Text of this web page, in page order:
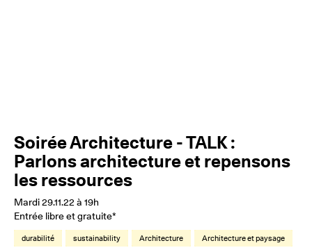
Soirée Architecture - TALK :
Parlons architecture et repensons
les ressources
Mardi 29.11.22 à 19h
Entrée libre et gratuite*
durabilité sustainability Architecture
Architecture et paysage